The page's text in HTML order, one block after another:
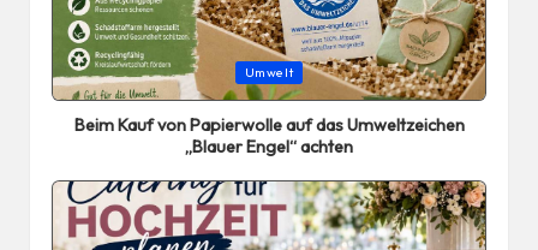
Posted
in
Umwelt
Beim Kauf von Papierwolle auf das Umweltzeichen
„Blauer Engel“ achten